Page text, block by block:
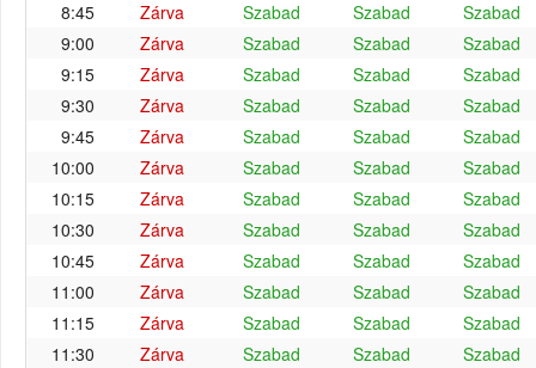
8:45
Zárva Szabad Szabad
Szabad
9:00
Zárva Szabad Szabad
Szabad
9:15
Zárva Szabad Szabad
Szabad
9:30
Zárva Szabad Szabad
Szabad
9:45
Zárva Szabad Szabad
Szabad
10:00
Zárva Szabad Szabad
Szabad
10:15
Zárva Szabad Szabad
Szabad
10:30
Zárva Szabad Szabad
Szabad
10:45
Zárva Szabad Szabad
Szabad
11:00
Zárva Szabad Szabad
Szabad
11:15
Zárva Szabad Szabad
Szabad
11:30
Zárva Szabad Szabad
Szabad